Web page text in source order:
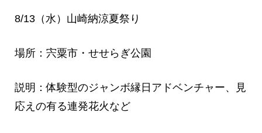
8/13（水）山崎納涼夏祭り
場所：宍粟市・せせらぎ公園
説明：体験型のジャンボ縁日アドベンチャー、見
応えの有る連発花火など